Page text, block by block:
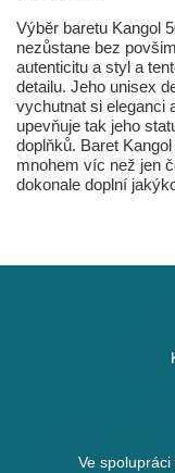
Výběr baretu Kangol
nezůstane bez
autenticitu a styl a
detailu. Jeho unisex
vychutnat si eleganci
upevňuje tak jeho
doplňků. Baret
mnohem víc než jen
dokonale doplní
Ve spolupráci